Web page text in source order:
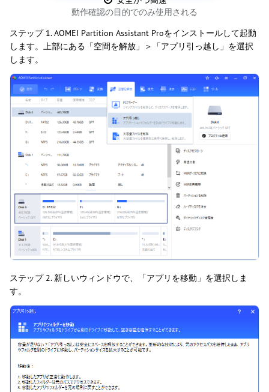
動作確認の目的でのみ使用される
ステップ 1. AOMEI Partition Assistant Proをインストールして起動
します。上部にある「空間を解放」＞「アプリ引っ越し」を選択
します。
ステップ 2. 新しいウィンドウで、「アプリを移動」を選択しま
す。